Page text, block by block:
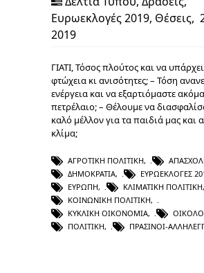
Ευρωεκλογές 2019, Θέσεις,
2019
ΓΙΑΤΙ, Τόσος πλούτος και να
φτώχεια κι ανισότητες; – Τόση
ενέργεια και να εξαρτιόμαστε
πετρέλαιο; – Θέλουμε να
καλό μέλλον για τα παιδιά μας και
κλίμα;
ΑΓΡΟΤΙΚΉ ΠΟΛΙΤΙΚΉ,
ΔΗΜΟΚΡΑΤΊΑ, ΕΥΡΩΕΚΛΟΓΈΣ
ΕΥΡΏΠΗ, ΚΛΙΜΑΤΙΚΉ ΠΟΛΙΤΙΚΉ,
ΚΟΙΝΩΝΙΚΉ ΠΟΛΙΤΙΚΉ,
ΚΥΚΛΙΚΉ ΟΙΚΟΝΟΜΊΑ,
ΠΟΛΙΤΙΚΉ, ΠΡΑΣΙΝΟΙ-